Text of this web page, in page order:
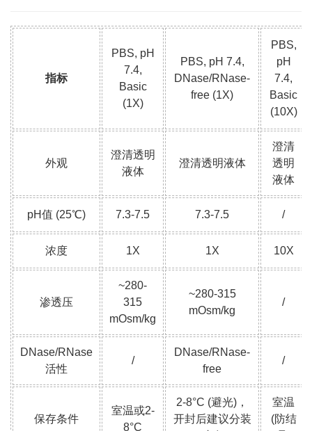
指标
PBS, pH
7.4,
Basic
(1X)
PBS, pH 7.4,
DNase/RNase-
free (1X)
PBS,
pH
7.4,
Basic
(10X)
外观
澄清透明
液体
澄清透明液体
澄清
透明
液体
pH值 (25℃) 7.3-7.5 7.3-7.5 /
浓度 1X 1X 10X
渗透压
~280-
315
mOsm/kg
~280-315
mOsm/kg
/
DNase/RNase
活性
/
DNase/RNase-
free
/
保存条件
室温或2-
8°C
2-8°C (避光)，
开封后建议分装
室温
(防结